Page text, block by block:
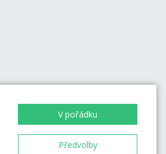
OP Podnikání a inovace pro
EVROPSKÁ UNIE
Evropský fond pro regionální rozvoj
Investice do vaší budoucnosti
V pořádku
Předvolby